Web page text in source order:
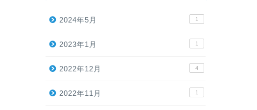
2024年5月 1
2023年1月 1
2022年12月 4
2022年11月 1